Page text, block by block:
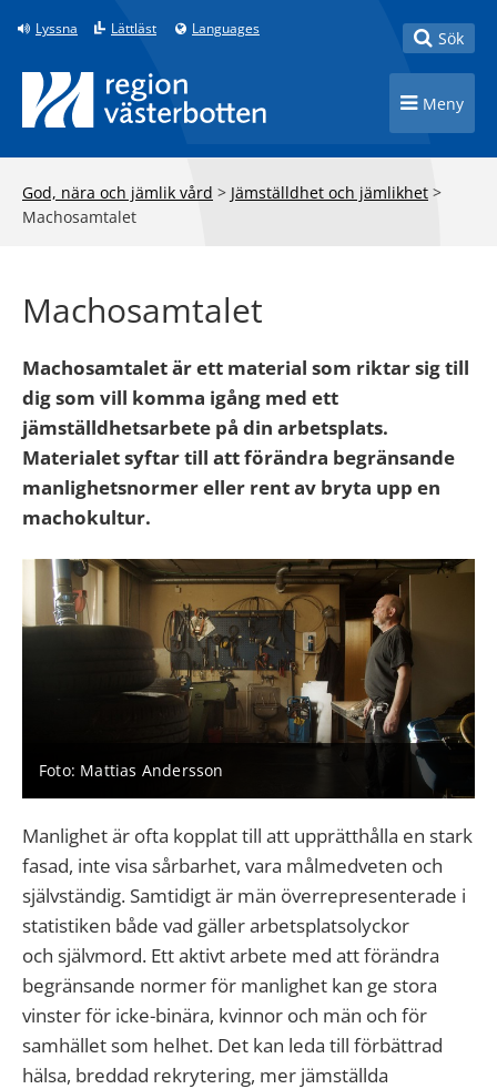
Till innehåll på sidan
Lyssna Lättläst Languages Toggle
Sök
Toggle
Meny
God, nära och jämlik vård > Jämställdhet och jämlikhet >
Machosamtalet
Machosamtalet
Machosamtalet är ett material som riktar sig till
dig som vill komma igång med ett
jämställdhetsarbete på din arbetsplats.
Materialet syftar till att förändra begränsande
manlighetsnormer eller rent av bryta upp en
machokultur.
Foto: Mattias Andersson
Manlighet är ofta kopplat till att upprätthålla en stark
fasad, inte visa sårbarhet, vara målmedveten och
självständig. Samtidigtär män överrepresenterade i
statistiken både vad gäller arbetsplatsolyckor
och självmord. Ett aktivtarbete med att förändra
begränsande normer för manlighet kan ge stora
vinster för icke-binära, kvinnor och män och för
samhället som helhet. Det kan leda till förbättrad
hälsa, breddad rekrytering, mer jämställda